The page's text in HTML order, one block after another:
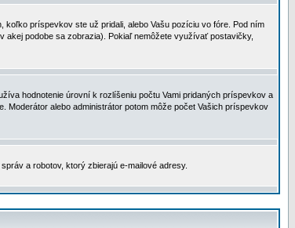
príspevkov ste už pridali, alebo Vašu pozíciu vo fóre. Pod ním
podobe sa zobrazia). Pokiaľ nemôžete využívať postavičky,
hodnotenie úrovní k rozlíšeniu počtu Vami pridaných príspevkov a
alebo administrátor potom môže počet Vašich príspevkov
a robotov, ktorý zbierajú e-mailové adresy.